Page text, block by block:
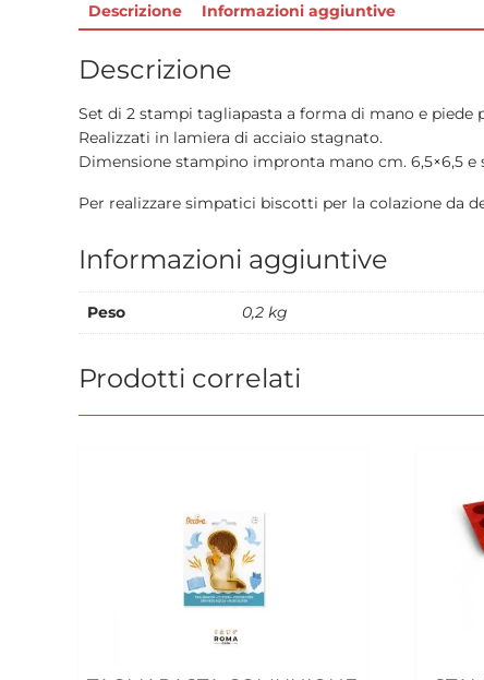
Descrizione Informazioni aggiuntive
Descrizione
Set di 2 stampi tagliapasta a forma di mano e piede
Realizzati in lamiera di acciaio stagnato.
Dimensione stampino impronta mano cm. 6,5×6,5
Per realizzare simpatici biscotti per la colazione da
Informazioni aggiuntive
Peso 0,2 kg
Prodotti correlati